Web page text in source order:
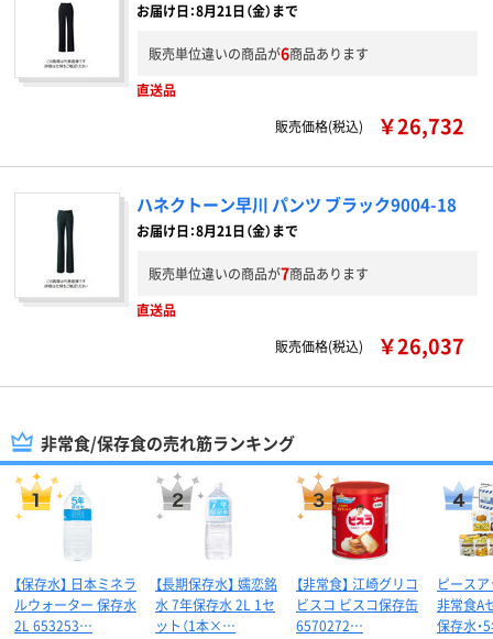
お届け日：8月21日（金）まで
販売単位違いの商品が6商品あります
直送品
販売価格(税込)
￥26,732
ハネクトーン早川 パンツ ブラック9004-18
お届け日：8月21日（金）まで
販売単位違いの商品が7商品あります
直送品
販売価格(税込)
￥26,037
非常食/保存食の売れ筋ランキング
【保存水】 日本ミネラ
ルウォーター 保存水
2L 653253…
【長期保存水】 嬬恋銘
水 7年保存水 2L 1セ
ット（1本×…
【非常食】 江崎グリコ
ビスコ ビスコ保存缶
6570272…
ピース
非常食A
保存水